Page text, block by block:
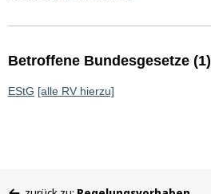
Betroffene Bundesgesetze (1)
EStG [alle RV hierzu]